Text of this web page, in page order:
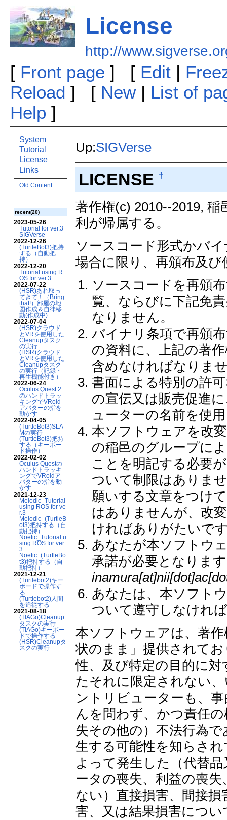
License
http://
[ Front page ] [ Edit|
Reload ] [ New| List of
Help ]
System
Tutorial
License
Links
Old Content
recent(20)
2023-05-26
Tutorial for ver.3
SIGVerse
2022-12-26
(TurtleBot3)把持
する（自動把
持）
2022-12-20
Tutorial using R
OS for ver.3
2022-07-22
(HSR)あれ取っ
てきて！（Bring
that!）部屋の地
図作成＆自律移
動(作成中)
2022-07-04
(HSR)クラウド
とVRを使用した
Cleanupタスク
の実行
(HSR)クラウド
とVRを使用した
Cleanupタスク
の実行（記録・
再生機能付き）
2022-06-24
Oculus Quest 2
のハンドトラッ
キングでVRoid
アバターの指を
動かす
2022-04-05
(TurtleBot3)SLA
Mの実行
(TurtleBot3)把持
する（キーボー
ド操作）
2022-02-02
Oculus Questの
ハンドトラッキ
ングでVRoidア
バターの指を動
かす
2021-12-23
Melodic_Tutorial
using ROS for ve
r.3
Melodic_(TurtleB
ot3)把持する（自
動把持）
Noetic_Tutorial u
sing ROS for ver.
3
Noetic_(TurtleBo
t3)把持する（自
動把持）
2021-12-21
(Turtlebot2)キー
ボードで操作す
る
(Turtlebot2)人間
を追従する
2021-08-18
(TIAGo)Cleanup
タスクの実行
(TIAGo)キーボー
ドで操作する
(HSR)Cleanupタ
スクの実行
Up:SIGVerse
LICENSE †
著作権(c) 2010--2019,
利が帰属する。
ソースコード形式かバ
場合に限り、再頒布及
ソースコードを再頒
覧、ならびに下記免
なりません。
バイナリ条項で再頒
の資料に、上記の著
含めなければなりま
書面による特別の許
の宣伝又は販売促進
ューターの名前を使
本ソフトウェアを改
の稲邑のグループに
ことを明記する必要
ついて制限はありま
願いする文章をつけ
はありませんが、改
ければありがたいで
あなたが本ソフトウ
承諾が必要となりま
あなたは、本ソフト
ついて遵守しなけれ
本ソフトウェアは、著
状のまま」提供されて
性、及び特定の目的に
たそれに限定されない
ントリビューターも、
んを問わず、かつ責任
失その他の）不法行為
生する可能性を知らさ
よって発生した（代替
ータの喪失、利益の喪
ない）直接損害、間接
害、又は結果損害につ